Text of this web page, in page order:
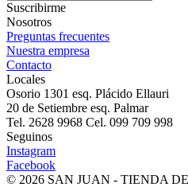
Suscribirme
Nosotros
Preguntas frecuentes
Nuestra empresa
Contacto
Locales
Osorio 1301 esq. Plácido Ellauri
20 de Setiembre esq. Palmar
Tel. 2628 9968 Cel. 099 709 998
Seguinos
Instagram
Facebook
© 2026 SAN JUAN - TIENDA